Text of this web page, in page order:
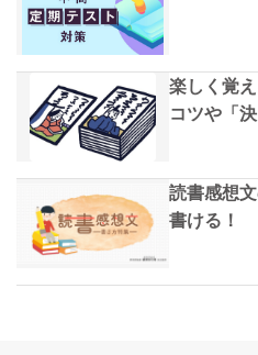
楽しく覚
コツや「
読書感想
書ける！